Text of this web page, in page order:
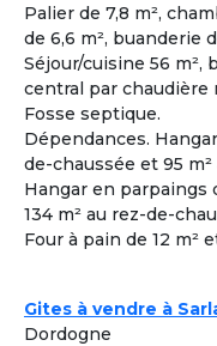
Palier de 7,8 m²,
de 6,6 m², buanderie
Séjour/cuisine 56 m²,
central par chaudière
Fosse septique.
Dépendances.
de-chaussée et 95
Hangar en parpaings
134 m² au rez-de-
Four à pain de 12 m²
Gites à vendre à
Dordogne
Femme-
Toulon ±
Colouer
Comment
compatibles ?
Cohabiting Seniors
des différentes
cohabitation.